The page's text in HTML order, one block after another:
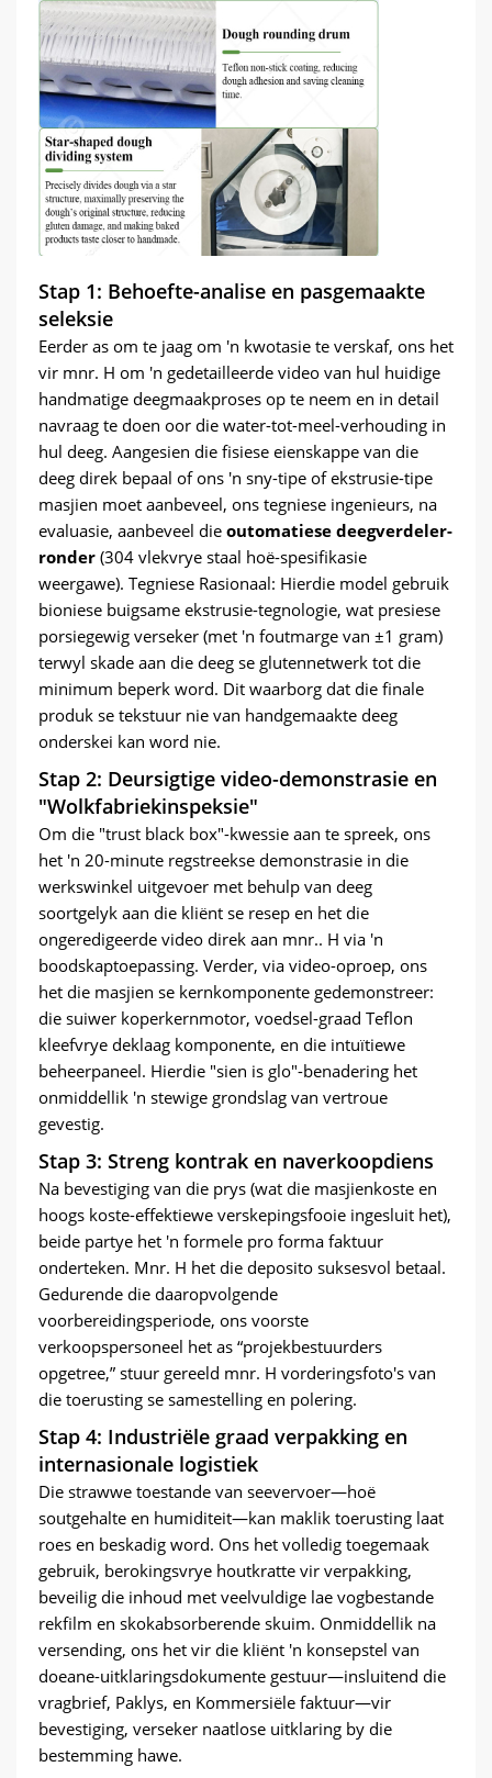
Stap 1: Behoefte-analise en pasgemaakte
seleksie
Eerder as om te jaag om 'n kwotasie te verskaf, ons het
vir mnr. H om 'n gedetailleerde video van hul huidige
handmatige deegmaakproses op te neem en in detail
navraag te doen oor die water-tot-meel-verhouding in
hul deeg. Aangesien die fisiese eienskappe van die
deeg direk bepaal of ons 'n sny-tipe of ekstrusie-tipe
masjien moet aanbeveel, ons tegniese ingenieurs, na
evaluasie, aanbeveel die outomatiese deegverdeler-
ronder (304 vlekvrye staal hoë-spesifikasie
weergawe). Tegniese Rasionaal: Hierdie model gebruik
bioniese buigsame ekstrusie-tegnologie, wat presiese
porsiegewig verseker (met 'n foutmarge van ±1 gram)
terwyl skade aan die deeg se glutennetwerk tot die
minimum beperk word. Dit waarborg dat die finale
produk se tekstuur nie van handgemaakte deeg
onderskei kan word nie.
Stap 2: Deursigtige video-demonstrasie en
"Wolkfabriekinspeksie"
Om die "trust black box"-kwessie aan te spreek, ons
het 'n 20-minute regstreekse demonstrasie in die
werkswinkel uitgevoer met behulp van deeg
soortgelyk aan die kliënt se resep en het die
ongeredigeerde video direk aan mnr.. H via 'n
boodskaptoepassing. Verder, via video-oproep, ons
het die masjien se kernkomponente gedemonstreer:
die suiwer koperkernmotor, voedsel-graad Teflon
kleefvrye deklaag komponente, en die intuïtiewe
beheerpaneel. Hierdie "sien is glo"-benadering het
onmiddellik 'n stewige grondslag van vertroue
gevestig.
Stap 3: Streng kontrak en naverkoopdiens
Na bevestiging van die prys (wat die masjienkoste en
hoogs koste-effektiewe verskepingsfooie ingesluit het),
beide partye het 'n formele pro forma faktuur
onderteken. Mnr. H het die deposito suksesvol betaal.
Gedurende die daaropvolgende
voorbereidingsperiode, ons voorste
verkoopspersoneel het as “projekbestuurders
opgetree,” stuur gereeld mnr. H vorderingsfoto's van
die toerusting se samestelling en polering.
Stap 4: Industriële graad verpakking en
internasionale logistiek
Die strawwe toestande van seevervoer—hoë
soutgehalte en humiditeit—kan maklik toerusting laat
roes en beskadig word. Ons het volledig toegemaak
gebruik, berokingsvrye houtkratte vir verpakking,
beveilig die inhoud met veelvuldige lae vogbestande
rekfilm en skokabsorberende skuim. Onmiddellik na
versending, ons het vir die kliënt 'n konsepstel van
doeane-uitklaringsdokumente gestuur—insluitend die
vragbrief, Paklys, en Kommersiële faktuur—vir
bevestiging, verseker naatlose uitklaring by die
bestemming hawe.